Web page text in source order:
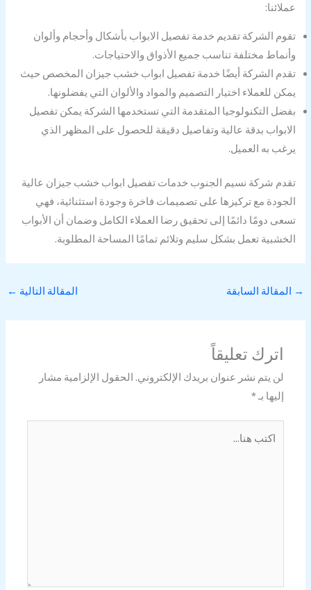
عملائنا:
تقوم الشركة تقديم خدمة تفصيل الابواب بأشكال وأحجام وألوان
وأنماط مختلفة تناسب جميع الأذواق والاحتياجات.
تقدم الشركة أيضًا خدمة تفصيل ابواب خشب جيزان المخصص حيث
يمكن للعملاء اختيار التصميم والمواد والألوان التي يفضلونها.
بفضل التكنولوجيا المتقدمة التي تستخدمها الشركة يمكن تفصيل
الابواب بدقة عالية وتفاصيل دقيقة للحصول على المظهر الذي
يرغب به العميل.
تقدم شركة نسيم الجنوب خدمات تفصيل ابواب خشب جيزان عالية
الجودة مع تركيزها على تصميمات فاخرة وجودة استثنائية، فهي
تسعى دومًا دائمًا إلى تحقيق رضا العملاء الكامل وضمان أن الأبواب
الخشبية تعمل بشكل سليم وتلائم تمامًا المساحة المطلوبة.
→ المقالة السابقة المقالة التالية ←
اترك تعليقاً
لن يتم نشر عنوان بريدك الإلكتروني. الحقول الإلزامية مشار
إليها بـ *